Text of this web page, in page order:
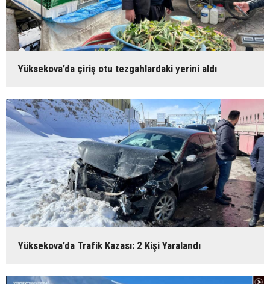
Yüksekova’da çiriş otu tezgahlardaki yerini aldı
Yüksekova’da Trafik Kazası: 2 Kişi Yaralandı